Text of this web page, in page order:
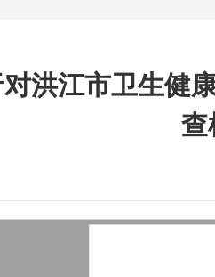
洪江市卫生健